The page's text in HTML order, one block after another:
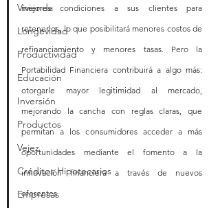
Vivienda
Longevidad
Productividad
Educación
Inversión
Productos
Vejez
Créditos Hipotecarios
Empresas
mejores condiciones a sus clientes para
retenerlos, lo que posibilitará menores costos de
refinanciamiento y menores tasas. Pero la
Portabilidad Financiera contribuirá a algo más:
otorgarle mayor legitimidad al mercado,
mejorando la cancha con reglas claras, que
permitan a los consumidores acceder a más
oportunidades mediante el fomento a la
innovación financiera a través de nuevos
oferentes.